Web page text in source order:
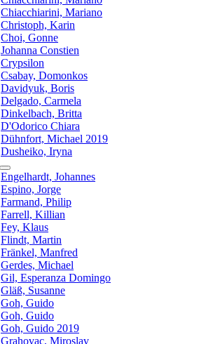
Chiacchiarini, Mariano
Christoph, Karin
Choi, Gonne
Johanna Constien
Crypsilon
Csabay, Domonkos
Davidyuk, Boris
Delgado, Carmela
Dinkelbach, Britta
D'Odorico Chiara
Dühnfort, Michael 2019
Dusheiko, Iryna
Engelhardt, Johannes
Espino, Jorge
Farmand, Philip
Farrell, Killian
Fey, Klaus
Flindt, Martin
Fränkel, Manfred
Gerdes, Michael
Gil, Esperanza Domingo
Gläß, Susanne
Goh, Guido
Goh, Guido
Goh, Guido 2019
Grahovac, Miroslav